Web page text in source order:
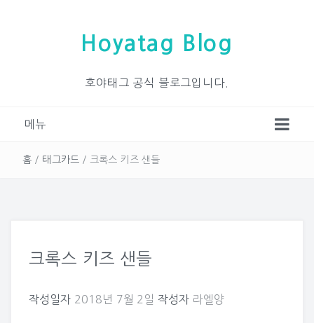
Hoyatag Blog
호야태그 공식 블로그입니다.
메뉴
홈 / 태그카드 / 크록스 키즈 샌들
크록스 키즈 샌들
작성일자 2018년 7월 2일 작성자 라엘양